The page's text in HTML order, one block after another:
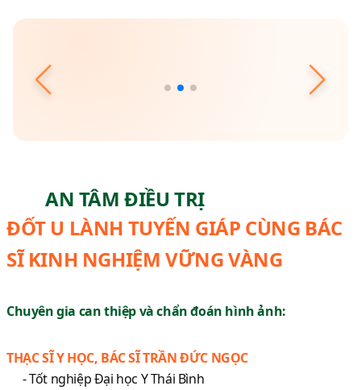
AN TÂM ĐIỀU TRỊ
ĐỐT U LÀNH TUYẾN GIÁP CÙNG BÁC
SĨ KINH NGHIỆM VỮNG VÀNG
Chuyên gia can thiệp và chẩn đoán hình ảnh:
THẠC SĨ Y HỌC, BÁC SĨ TRẦN ĐỨC NGỌC
- Tốt nghiệp Đại học Y Thái Bình